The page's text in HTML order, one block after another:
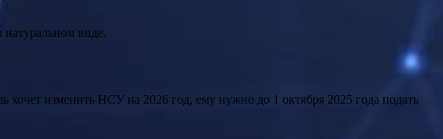
виде.
изменить НСУ на 2026 год, ему нужно до 1 октября 2025 года подать